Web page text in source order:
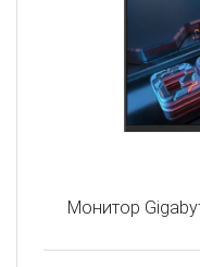
Монитор